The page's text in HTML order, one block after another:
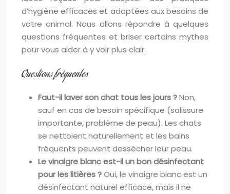
d’hygiène efficaces et adaptées aux besoins de
votre animal. Nous allons répondre à quelques
questions fréquentes et briser certains mythes
pour vous aider à y voir plus clair.
Questions fréquentes
Faut-il laver son chat tous les jours ?Non,
sauf en cas de besoin spécifique (salissure
importante, problème de peau). Les chats
se nettoient naturellement et les bains
fréquents peuvent dessécher leur peau.
Le vinaigre blanc est-il un bon désinfectant
pour les litières ?Oui, le vinaigre blanc est un
désinfectant naturel efficace, mais il ne